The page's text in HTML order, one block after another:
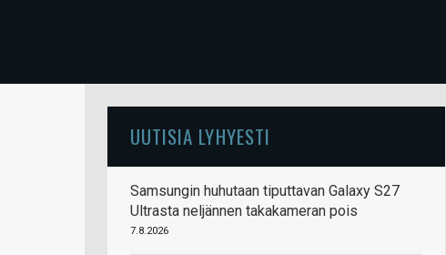
UUTISIA LYHYESTI
Samsungin huhutaan tiputtavan Galaxy S27
Ultrasta neljännen takakameran pois
7.8.2026